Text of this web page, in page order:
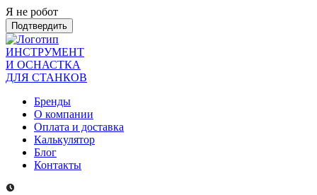
Я не робот
Подтвердить
ИНСТРУМЕНТ
И ОСНАСТКА
ДЛЯ СТАНКОВ
Бренды
О компании
Оплата и доставка
Калькулятор
Блог
Контакты